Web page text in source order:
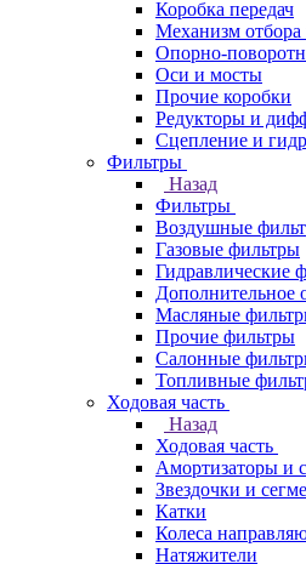
Коробка передач
Механизм
Опорно-
Оси и мосты
Прочие коробки
Редукторы и
Сцепление и
Фильтры
Назад
Фильтры
Воздушные
Газовые фильтры
Гидравлические
Дополнительное
Масляные
Прочие фильтры
Салонные
Топливные
Ходовая часть
Назад
Ходовая часть
Амортизаторы и
Звездочки и
Катки
Колеса
Натяжители